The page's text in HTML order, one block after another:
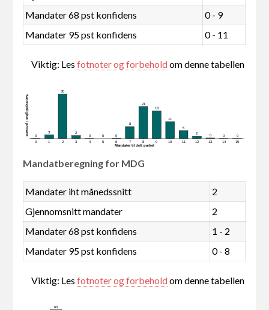
Mandater 68 pst konfidens
0 - 9
Mandater 95 pst konfidens
0 - 11
Viktig: Lesfotnoter og forbeholdom denne tabellen
Mandater tildelt partiet
Sannsynlighet i prosent 0
3
30
2
0 0 0
8
21
18
11
5
2
0 0 0
0 1 2 3 4 5 6 7 8 9 10 11 12 13 14 15
Mandatberegning for MDG
Mandater iht månedssnitt
2
Gjennomsnitt mandater
2
Mandater 68 pst konfidens
1 - 2
Mandater 95 pst konfidens
0 - 8
Viktig: Lesfotnoter og forbeholdom denne tabellen
60